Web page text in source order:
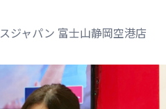
ジャパン 富士山静岡空港店